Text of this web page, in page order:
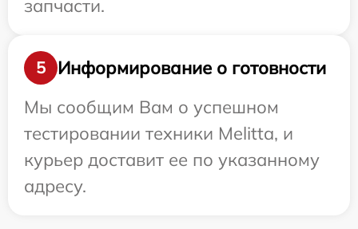
запчасти.
5
Информирование о готовности
Мы сообщим Вам о успешном
тестировании техники Melitta, и
курьер доставит ее по указанному
адресу.